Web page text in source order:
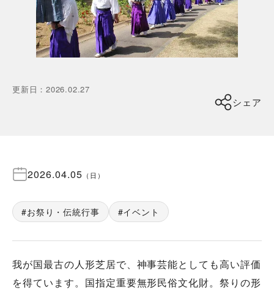
更新日 ：2026.02.27
シェア
2026.04.05 （ 日 ）
お祭り・伝統行事 イベント
我が国最古の人形芝居で、神事芸能としても高い評価
を得ています。国指定重要無形民俗文化財。祭りの形